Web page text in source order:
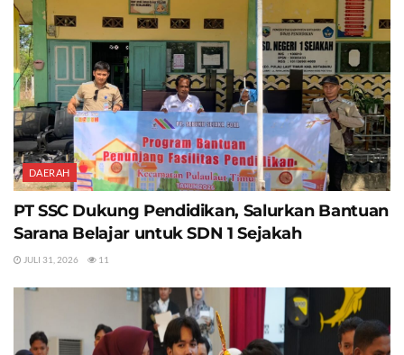
DAERAH
PT SSC Dukung Pendidikan, Salurkan Bantuan
Sarana Belajar untuk SDN 1 Sejakah
JULI 31, 2026 11